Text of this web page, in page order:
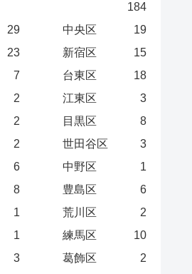
184
29 中央区
19
23 新宿区
15
7 台東区
18
2 江東区
3
2 目黒区
8
2 世田谷区
3
6 中野区
1
8 豊島区
6
1 荒川区
2
1 練馬区
10
3 葛飾区
2